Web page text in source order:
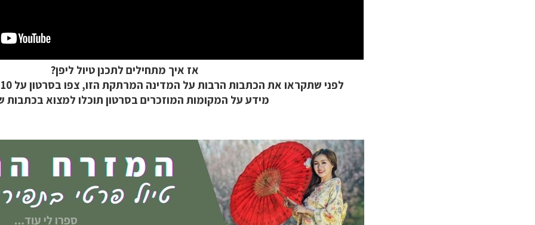
אז איך מתחילים לתכנן טיול ליפן?
לפני שתקראו את הכתבות הרבות על המדינה המרתקת הזו, צפו בסרטון על 10 יעדים מומלצים ביפן.
מידע על המקומות המוזכרים בסרטון תוכלו למצוא בכתבות